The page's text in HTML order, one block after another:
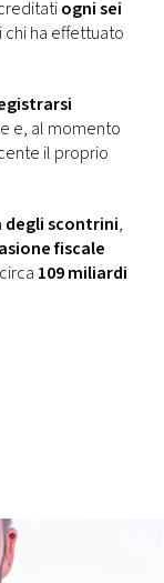
ogni sei
chi ha effettuato
e, al momento
il proprio
scontrini,
fiscale
109 miliardi